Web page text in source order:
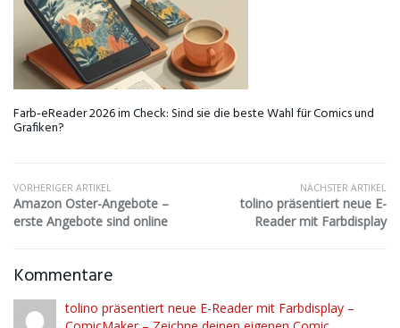
Farb‑eReader 2026 im Check: Sind sie die beste Wahl für Comics und
Grafiken?
VORHERIGER ARTIKEL
Amazon Oster-Angebote –
erste Angebote sind online
NÄCHSTER ARTIKEL
tolino präsentiert neue E-
Reader mit Farbdisplay
Kommentare
tolino präsentiert neue E-Reader mit Farbdisplay –